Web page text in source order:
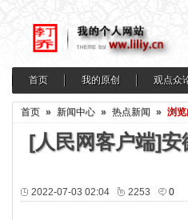
首页 我的原创 观点众
首页 » 新闻中心 » 热点新闻 » 浏
[人民网客户端]
2022-07-03 02:04 2253 0